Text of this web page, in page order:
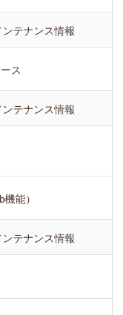
ンテナンス情報
ス
ンテナンス情報
能）
ンテナンス情報